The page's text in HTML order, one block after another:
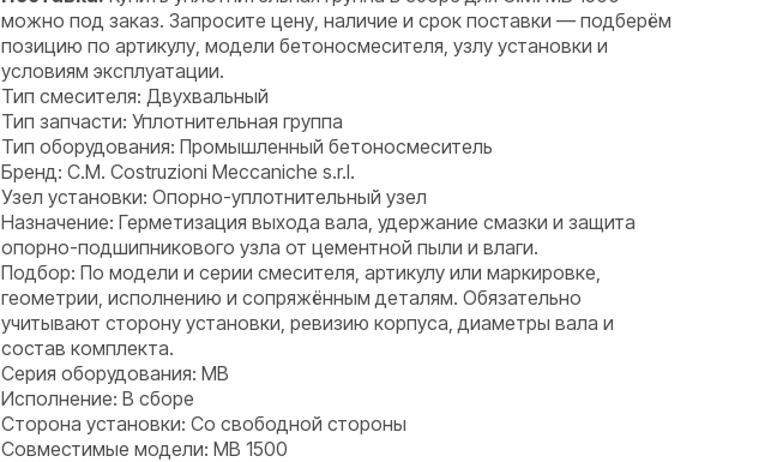
можно под заказ. Запросите цену, наличие и срок поставки — подберём
позицию по артикулу, модели бетоносмесителя, узлу установки и
условиям эксплуатации.
Тип смесителя: Двухвальный
Тип запчасти: Уплотнительная группа
Тип оборудования: Промышленный бетоносмеситель
Бренд: C.M. Costruzioni Meccaniche s.r.l.
Узел установки: Опорно-уплотнительный узел
Назначение: Герметизация выхода вала, удержание смазки и защита
опорно-подшипникового узла от цементной пыли и влаги.
Подбор: По модели и серии смесителя, артикулу или маркировке,
геометрии, исполнению и сопряжённым деталям. Обязательно
учитывают сторону установки, ревизию корпуса, диаметры вала и
состав комплекта.
Серия оборудования: MB
Исполнение: В сборе
Сторона установки: Со свободной стороны
Совместимые модели: MB 1500